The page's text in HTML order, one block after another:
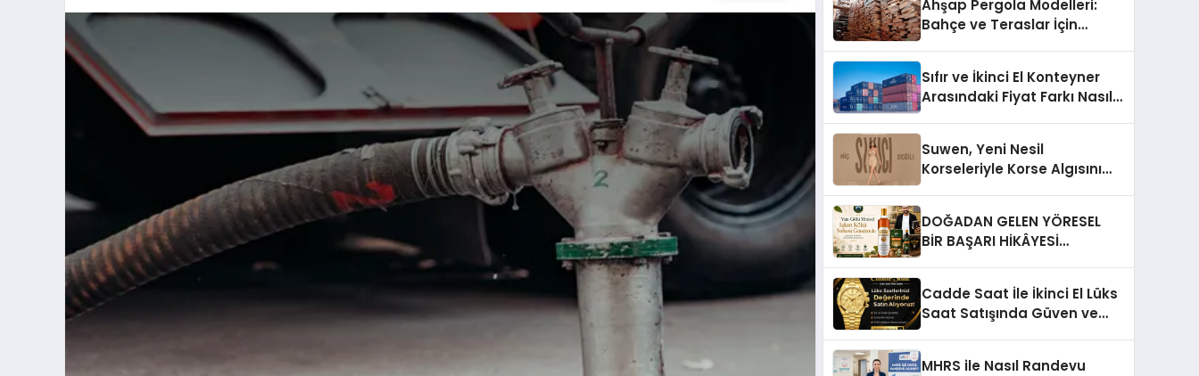
Ahşap Pergola Modelleri:
Bahçe ve Teraslar İçin
Sıfır ve İkinci El Konteyner
Arasındaki Fiyat Farkı Nasıl
Suwen, Yeni Nesil
Korseleriyle Korse Algısını
DOĞADAN GELEN YÖRESEL
BİR BAŞARI HİKÂYESİ
Yöresel Işkın Kökü Sirkesi
Cadde Saat İle İkinci El Lüks
Saat Satışında Güven ve
MHRS ile Nasıl Randevu